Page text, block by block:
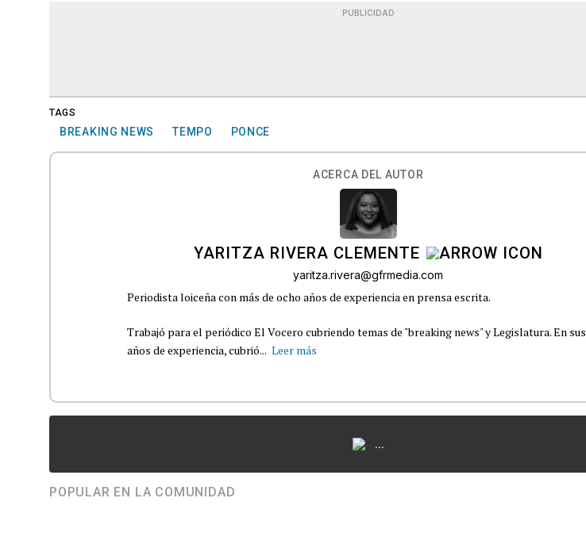
PUBLICIDAD
TAGS
BREAKING NEWS TEMPO PONCE
ACERCA DEL AUTOR
YARITZA RIVERA CLEMENTE
yaritza.rivera@gfrmedia.com
Periodista loiceña con más de ocho años de experiencia en prensa escrita.
Trabajó para el periódico El Vocero cubriendo temas de "breaking news" y Legislatura. En sus
años de experiencia, cubrió... Leer más
...
POPULAR EN LA COMUNIDAD